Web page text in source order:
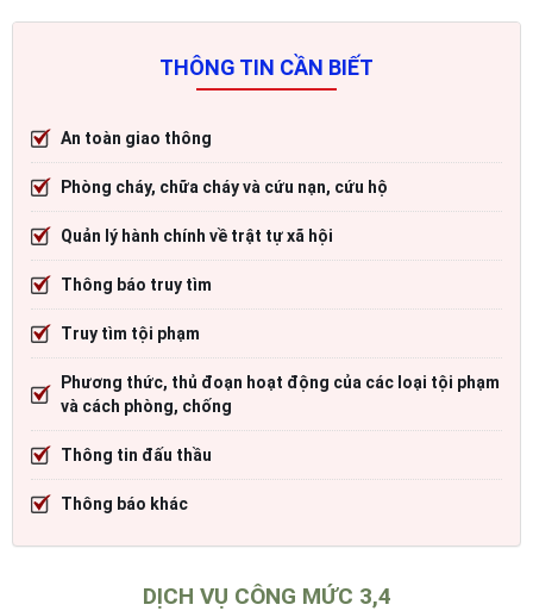
THÔNG TIN CẦN BIẾT
An toàn giao thông
Phòng cháy, chữa cháy và cứu nạn, cứu hộ
Quản lý hành chính về trật tự xã hội
Thông báo truy tìm
Truy tìm tội phạm
Phương thức, thủ đoạn hoạt động của các loại tội phạm
và cách phòng, chống
Thông tin đấu thầu
Thông báo khác
DỊCH VỤ CÔNG MỨC 3,4